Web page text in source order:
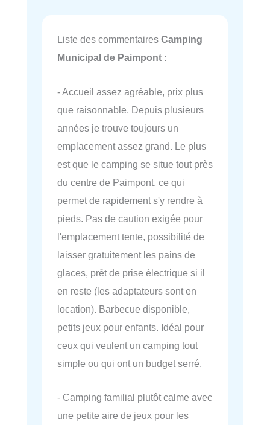
Liste des commentaires Camping
Municipal de Paimpont :
- Accueil assez agréable, prix plus
que raisonnable. Depuis plusieurs
années je trouve toujours un
emplacement assez grand. Le plus
est que le camping se situe tout près
du centre de Paimpont, ce qui
permet de rapidement s'y rendre à
pieds. Pas de caution exigée pour
l'emplacement tente, possibilité de
laisser gratuitement les pains de
glaces, prêt de prise électrique si il
en reste (les adaptateurs sont en
location). Barbecue disponible,
petits jeux pour enfants. Idéal pour
ceux qui veulent un camping tout
simple ou qui ont un budget serré.
- Camping familial plutôt calme avec
une petite aire de jeux pour les